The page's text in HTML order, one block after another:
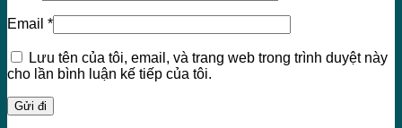
Email *
Lưu tên của tôi, email, và trang web trong trình duyệt này
cho lần bình luận kế tiếp của tôi.